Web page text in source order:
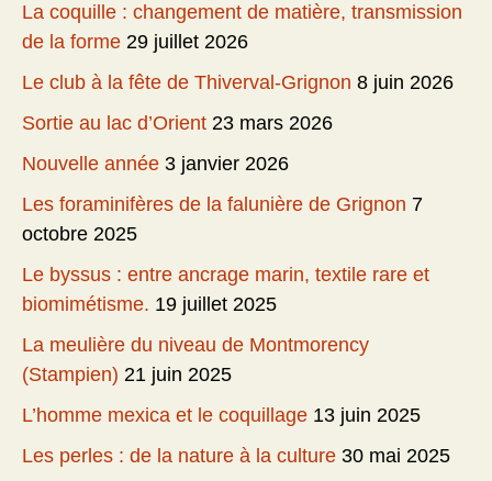
La coquille : changement de matière, transmission
de la forme 29 juillet 2026
Le club à la fête de Thiverval-Grignon 8 juin 2026
Sortie au lac d’Orient 23 mars 2026
Nouvelle année 3 janvier 2026
Les foraminifères de la falunière de Grignon 7
octobre 2025
Le byssus : entre ancrage marin, textile rare et
biomimétisme. 19 juillet 2025
La meulière du niveau de Montmorency
(Stampien) 21 juin 2025
L’homme mexica et le coquillage 13 juin 2025
Les perles : de la nature à la culture 30 mai 2025